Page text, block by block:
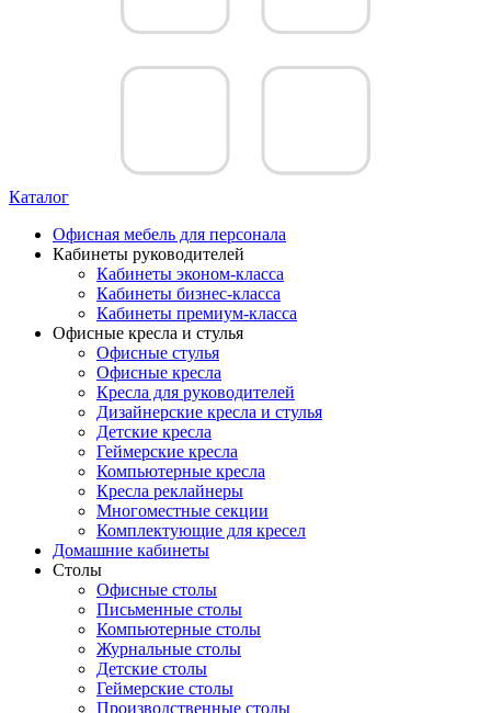
Каталог
Офисная мебель для персонала
Кабинеты руководителей
Кабинеты эконом-класса
Кабинеты бизнес-класса
Кабинеты премиум-класса
Офисные кресла и стулья
Офисные стулья
Офисные кресла
Кресла для руководителей
Дизайнерские кресла и стулья
Детские кресла
Геймерские кресла
Компьютерные кресла
Кресла реклайнеры
Многоместные секции
Комплектующие для кресел
Домашние кабинеты
Столы
Офисные столы
Письменные столы
Компьютерные столы
Журнальные столы
Детские столы
Геймерские столы
Производственные столы